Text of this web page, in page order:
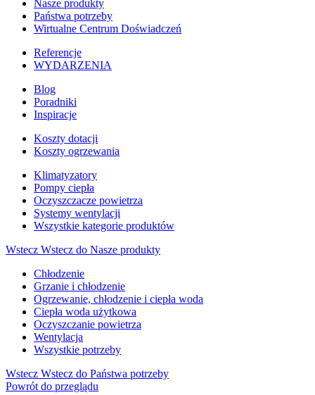
Nasze produkty
Państwa potrzeby
Wirtualne Centrum Doświadczeń
Referencje
WYDARZENIA
Blog
Poradniki
Inspiracje
Koszty dotacji
Koszty ogrzewania
Klimatyzatory
Pompy ciepła
Oczyszczacze powietrza
Systemy wentylacji
Wszystkie kategorie produktów
Wstecz Wstecz do Nasze produkty
Chłodzenie
Grzanie i chłodzenie
Ogrzewanie, chłodzenie i ciepła woda
Ciepła woda użytkowa
Oczyszczanie powietrza
Wentylacja
Wszystkie potrzeby
Wstecz Wstecz do Państwa potrzeby
Powrót do przeglądu